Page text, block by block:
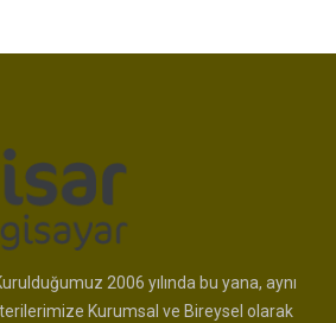
2006 yılında bu yana, aynı
Kurumsal ve Bireysel olarak